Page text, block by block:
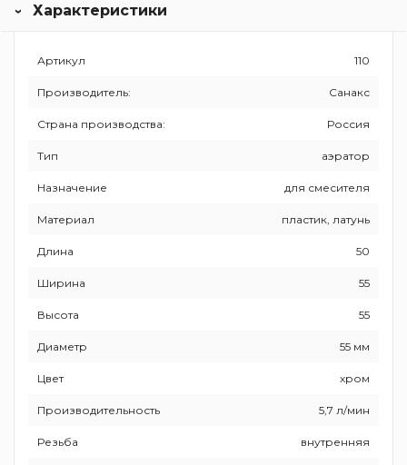
России оборудование и аксессуары для санузлов от
Краснодаре, поэтому компания оперативно исполняет
по стране.
Характеристики
Артикул 110
Производитель: Санакс
Страна производства: Россия
Тип аэратор
Назначение для смесителя
Материал пластик, латунь
Длина 50
Ширина 55
Высота 55
Диаметр 55 мм
Цвет хром
Производительность 5,7 л/мин
Резьба внутренняя